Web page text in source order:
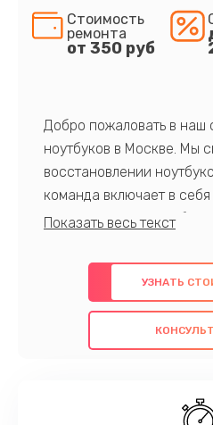
Стоимость
ремонта
от 350 руб
Добро пожаловать в наш
ноутбуков в Москве. Мы
восстановлении
команда включает в
профессионалов с
предлагаем быстрый и
использованием
также гарантируем
проведенных работ.
наилучшим образом. Не
УЗНАТЬ